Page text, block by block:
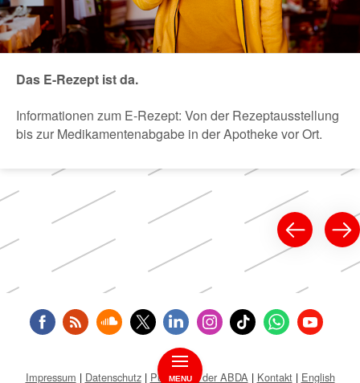
MENU
Das E-Rezept ist da.
Informationen zum E-Rezept: Von der Rezeptausstellung
bis zur Medikamentenabgabe in der Apotheke vor Ort.
Impressum Datenschutz Public Key der ABDA Kontakt English